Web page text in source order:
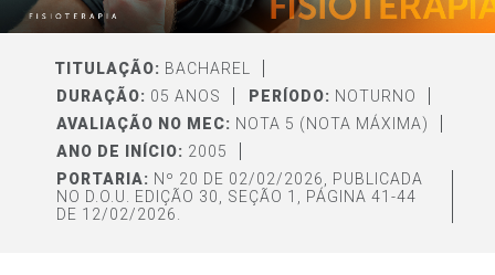
TITULAÇÃO: BACHAREL
DURAÇÃO: 05 ANOS PERÍODO: NOTURNO
AVALIAÇÃO NO MEC: NOTA 5 (NOTA MÁXIMA)
ANO DE INÍCIO: 2005
PORTARIA: Nº 20 DE 02/02/2026, PUBLICADA
NO D.O.U. EDIÇÃO 30, SEÇÃO 1, PÁGINA 41-44
DE 12/02/2026.